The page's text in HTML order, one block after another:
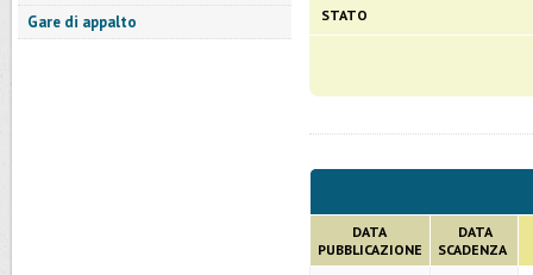
Gare di appalto
STATO
DATA
PUBBLICAZIONE
DATA
SCADENZA